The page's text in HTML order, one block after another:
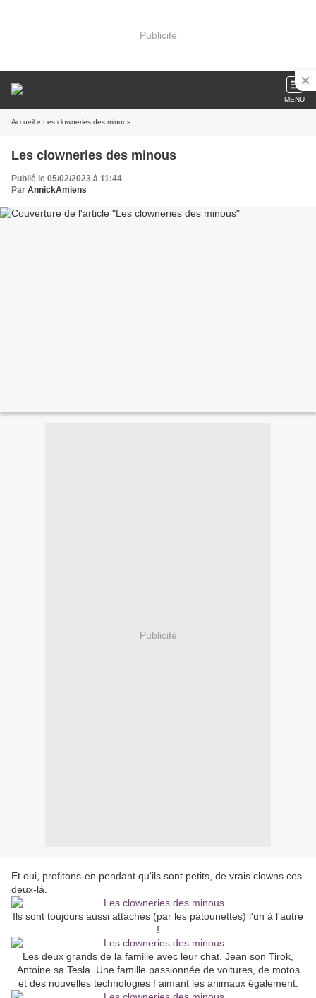
Publicité
MENU
Accueil » Les clowneries des minous
Les clowneries des minous
Publié le 05/02/2023 à 11:44
Par AnnickAmiens
Publicité
Et oui, profitons-en pendant qu'ils sont petits, de vrais clowns ces
deux-là.
Ils sont toujours aussi attachés (par les patounettes) l'un à l'autre
!
Les deux grands de la famille avec leur chat. Jean son Tirok,
Antoine sa Tesla. Une famille passionnée de voitures, de motos
et des nouvelles technologies ! aimant les animaux également.